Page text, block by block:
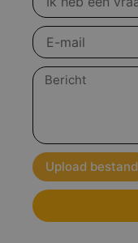
over
product
E-
mail
Bericht
Upload bestand